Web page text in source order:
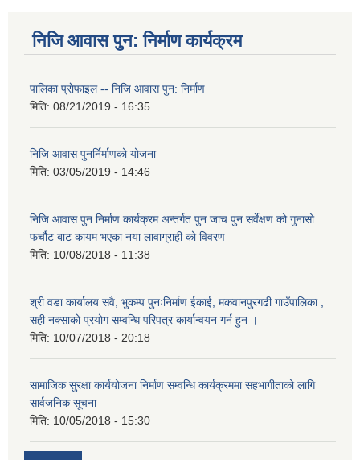
निजि आवास पुन: निर्माण कार्यक्रम
पालिका प्राेफाइल -- निजि आवास पुन: निर्माण
मिति: 08/21/2019 - 16:35
निजि आवास पुनर्निर्माणको योजना
मिति: 03/05/2019 - 14:46
निजि आवास पुन निर्माण कार्यक्रम अन्तर्गत पुन जाच पुन सर्वेक्षण को गुनासो
फर्चौट बाट कायम भएका नया लावाग्राही को विवरण
मिति: 10/08/2018 - 11:38
श्री वडा कार्यालय सवै, भुकम्प पुनःनिर्माण ईकाई, मकवानपुरगढी गाउँपालिका ,
सही नक्साको प्रयोग सम्वन्धि परिपत्र कार्यान्वयन गर्न हुन ।
मिति: 10/07/2018 - 20:18
सामाजिक सुरक्षा कार्ययोजना निर्माण सम्वन्धि कार्यक्रममा सहभागीताको लागि
सार्वजनिक सूचना
मिति: 10/05/2018 - 15:30